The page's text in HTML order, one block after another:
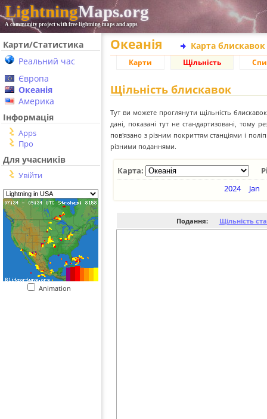
LightningMaps.org
A community project with free lightning maps and apps
Карти/Статистика
Реальний час
Європа
Океанія
Америка
Інформація
Apps
Про
Для учасників
Увійти
Animation
Океанія Карта
Карти Щільність
Щільність блискавок
Тут ви можете проглянути щільність
дані, показані тут не стандартизовані, тому
пов'язано з різним покриттям станціями і
різними поданнями.
Карта:
2024
Jan
Подання: Щільність